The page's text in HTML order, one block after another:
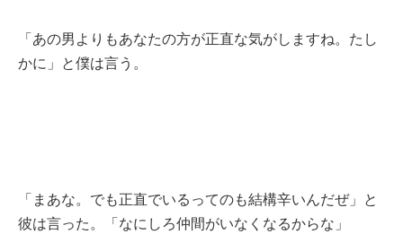
「あの男よりもあなたの方が正直な気がしますね。たし
かに」と僕は言う。
「まあな。でも正直でいるってのも結構辛いんだぜ」と
彼は言った。「なにしろ仲間がいなくなるからな」